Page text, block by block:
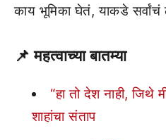
काय भूमिका घेतं, याकडे सर्वांचं
📌 महत्वाच्या बातम्या
“हा तो देश नाही, जिथे
शाहांचा संताप